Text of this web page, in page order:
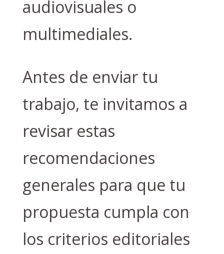
audiovisuales o
multimediales.
Antes de enviar tu
trabajo, te invitamos a
revisar estas
recomendaciones
generales para que tu
propuesta cumpla con
los criterios editoriales